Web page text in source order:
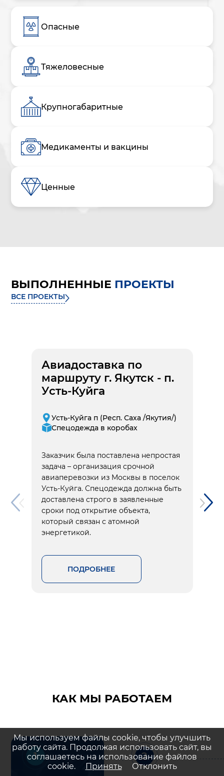
Опасные
Тяжеловесные
Крупногабаритные
Медикаменты и вакцины
Ценные
ВЫПОЛНЕННЫЕ ПРОЕКТЫ
ВСЕ ПРОЕКТЫ
Авиадоставка по
маршруту г. Якутск - п.
Усть-Куйга
Усть-Куйга п (Респ. Саха /Якутия/)
Спецодежда в коробах
Заказчик была поставлена непростая
задача – организация срочной
авиаперевозки из Москвы в поселок
Усть-Куйга. Спецодежда должна быть
доставлена строго в заявленные
сроки под открытие объекта,
который связан с атомной
энергетикой.
ПОДРОБНЕЕ
КАК МЫ РАБОТАЕМ
1 2
Мы используем файлы cookie, чтобы улучшить
работу сайта. Продолжая использовать сайт, вы
соглашаетесь на использование файлов
cookie.
Принять Отклонить